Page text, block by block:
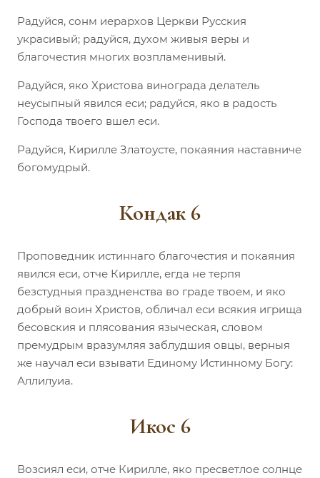
Радуйся, сонм иерархов Церкви Русския
украсивый; радуйся, духом живыя веры и
благочестия многих возпламенивый.
Радуйся, яко Христова винограда делатель
неусыпный явился еси; радуйся, яко в радость
Господа твоего вшел еси.
Радуйся, Кирилле Златоусте, покаяния наставниче
богомудрый.
Кондак 6
Проповедник истиннаго благочестия и покаяния
явился еси, отче Кирилле, егда не терпя
безстудныя праздненства во граде твоем, и яко
добрый воин Христов, обличал еси всякия игрища
бесовския и плясования языческая, словом
премудрым вразумляя заблудшия овцы, верныя
же научал еси взывати Единому Истинному Богу:
Аллилуиа.
Икос 6
Возсиял еси, отче Кирилле, яко пресветлое солнце